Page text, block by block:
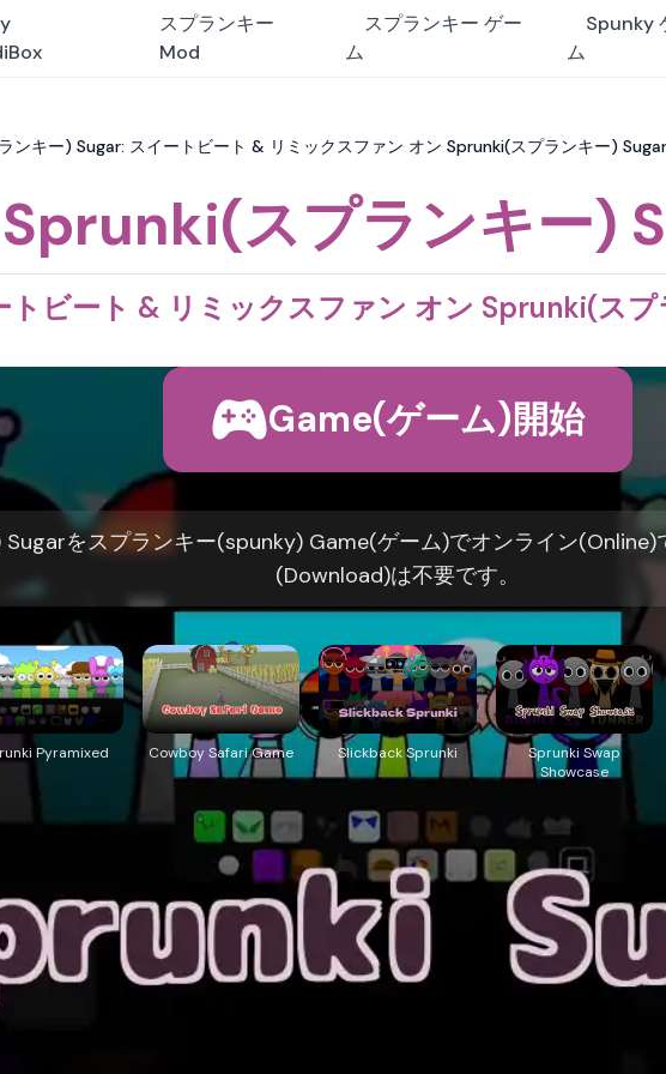
スプランキー
Mod
スプランキー ゲー
ム
Spunky
ム
ンキー) Sugar: スイートビート & リミックスファン オン Sprunki(スプランキー) Sugar
Sprunki(スプランキー)
トビート & リミックスファン オン Sprunki(ス
Game(ゲーム)開始
をスプランキー(spunky) Game(ゲーム)でオンライン
(Download)は不要です。
Pyramixed Cowboy Safari Game Slickback Sprunki
Sprunki Swap
Showcase